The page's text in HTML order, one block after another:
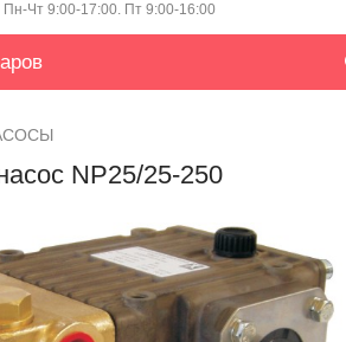
Пн-Чт 9:00-17:00. Пт 9:00-16:00
NP25/25-250